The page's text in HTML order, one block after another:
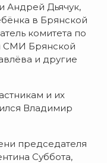
Андрей Дьячук,
в Брянской
комитета по
СМИ Брянской
и другие
и их
Владимир
председателя
Суббота,